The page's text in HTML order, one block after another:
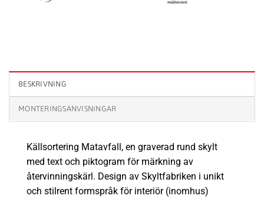
BESKRIVNING
MONTERINGSANVISNINGAR
Källsortering Matavfall, en graverad rund skylt
med text och piktogram för märkning av
återvinningskärl. Design av Skyltfabriken i unikt
och stilrent formspråk för interiör (inomhus)